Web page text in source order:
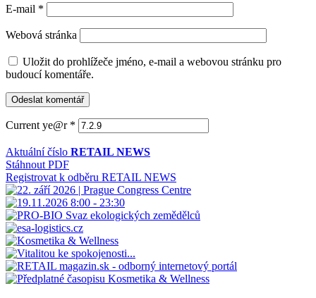
E-mail *
Webová stránka
Uložit do prohlížeče jméno, e-mail a webovou stránku pro
budoucí komentáře.
Current ye@r *
Aktuální číslo RETAIL NEWS
Stáhnout PDF
Registrovat k odběru RETAIL NEWS